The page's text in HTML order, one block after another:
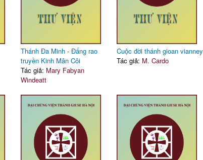
Thánh Đa Minh - Đấng rao
truyền Kinh Mân Côi
Tác giả: Mary Fabyan
Windeatt
Cuộc đời thánh gioan vianney
Tác giả: M. Cardo